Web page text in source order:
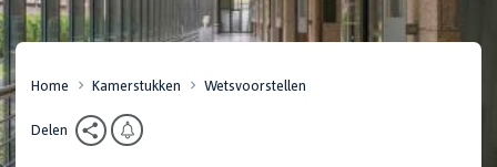
Home Kamerstukken Wetsvoorstellen
Delen